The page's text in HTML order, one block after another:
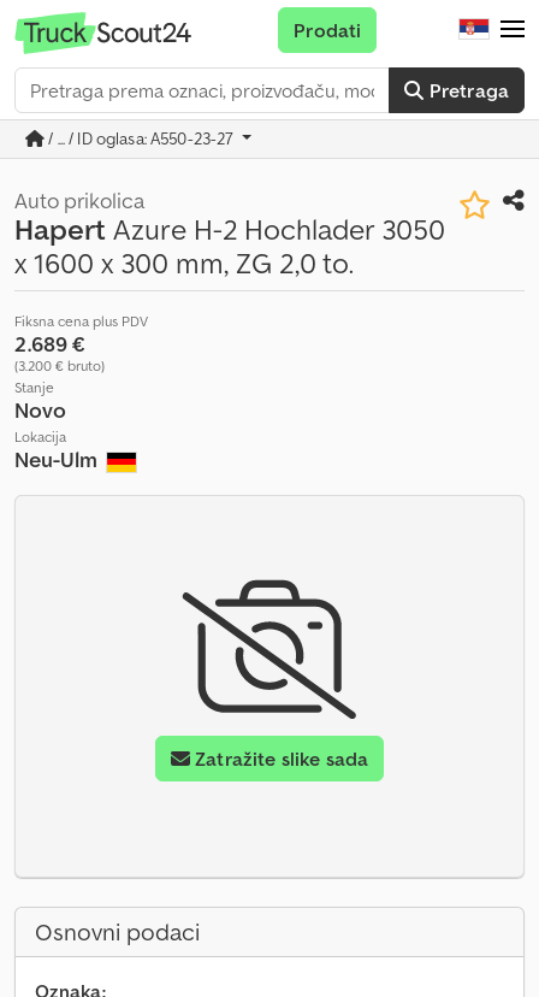
Pretraga
Prodati
/ ... / ID oglasa: A550-23-27
Auto prikolica
HapertAzure H-2 Hochlader 3050
x 1600 x 300 mm, ZG 2,0 to.
Fiksna cena plus PDV
2.689 €
(3.200 € bruto)
Stanje
Novo
Lokacija
Neu-Ulm
Zatražite slike sada
Osnovni podaci
Oznaka: